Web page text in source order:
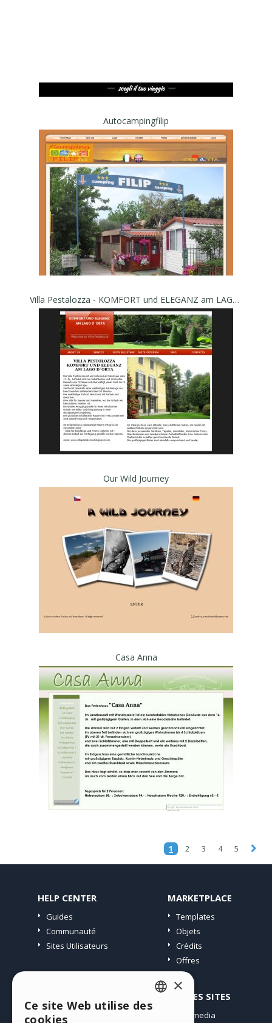
Autocampingfilip
Villa Pestalozza - KOMFORT und ELEGANZ am LAGO D´ORTA
Our Wild Journey
Casa Anna
1 2 3 4 5
HELP CENTER
Guides
Communauté
Sites Utilisateurs
MARKETPLACE
Templates
Objets
Crédits
Offres
Mes Messages
AUTRES SITES
Incomedia
ENGLISH
×
Ce site Web utilise des
cookies